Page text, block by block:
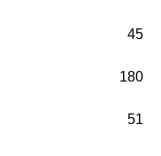
45
180
51